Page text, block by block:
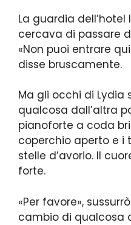
La guardia
cercava di passare
«Non puoi entrare
disse bruscamente.
Ma gli occhi di Lydia
qualcosa dall’altra
pianoforte a coda
coperchio aperto e i
stelle d’avorio. Il
forte.
«Per favore»,
cambio di qualcosa